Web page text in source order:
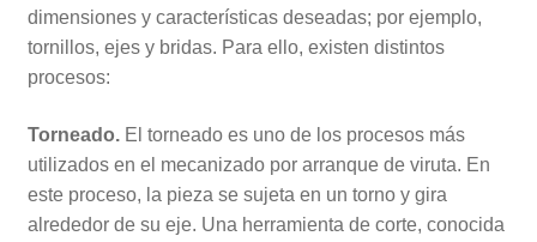
dimensiones y características deseadas; por ejemplo,
tornillos, ejes y bridas. Para ello, existen distintos
procesos:
Torneado. El torneado es uno de los procesos más
utilizados en el mecanizado por arranque de viruta. En
este proceso, la pieza se sujeta en un torno y gira
alrededor de su eje. Una herramienta de corte, conocida